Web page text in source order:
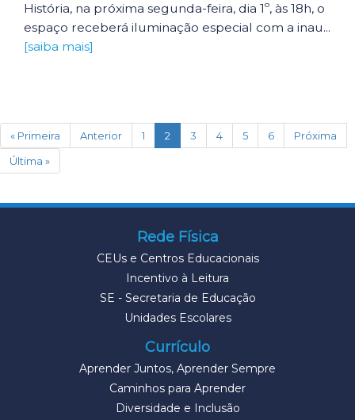
História, na próxima segunda-feira, dia 1º, às 18h, o
espaço receberá iluminação especial com a inau...
[saiba mais]
« Primeira Anterior 1 2 (current)
3 4 5 6
Próxima
Última »
Rede Física
CEUs e Centros Educacionais
Incentivo à Leitura
SE - Secretaria de Educação
Unidades Escolares
Currículo
Aprender Juntos, Aprender Sempre
Caminhos para Aprender
Diversidade e Inclusão